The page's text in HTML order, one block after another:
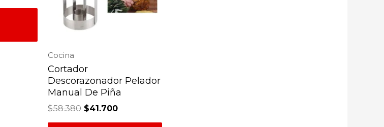
Cocina
Cortador
Descorazonador Pelador
Manual De Piña
$58.380 $41.700